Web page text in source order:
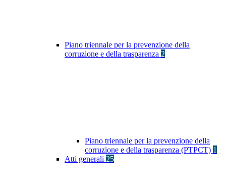
Piano triennale per la prevenzione della
corruzione e della trasparenza 2
Piano triennale per la prevenzione della
corruzione e della trasparenza (PTPCT) 1
Atti generali 25